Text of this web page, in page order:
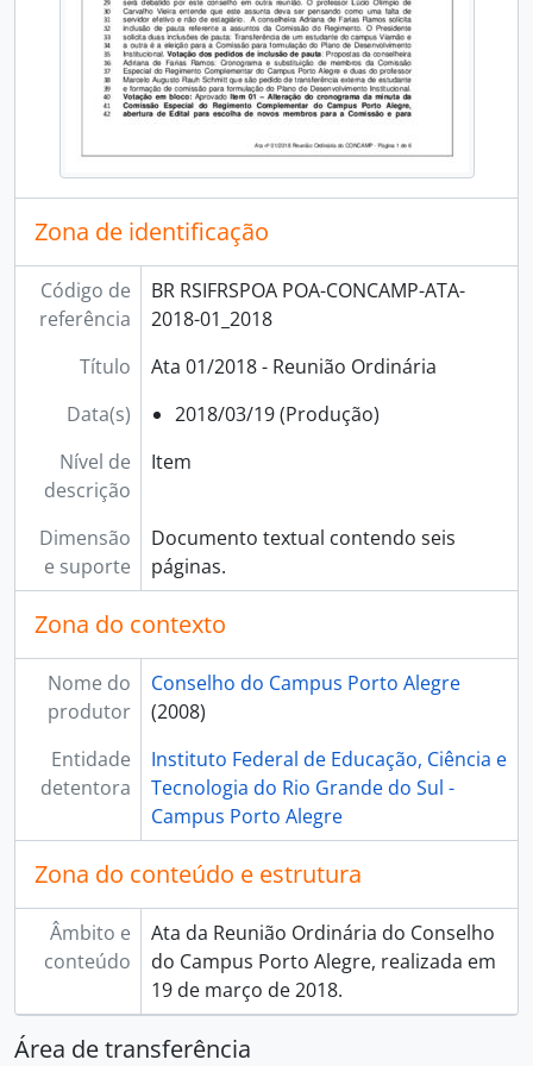
[Grupo] Direção Geral
[Grupo] Diretoria de Extensão
[Grupo] Diretoria de Gestão de Pessoas
[Grupo] Diretoria de Pesquisa, Pós-Graduação e Inovação
[Grupo] Núcleo de Memória
Zona de identificação
Código de
referência
BR RSIFRSPOA POA-CONCAMP-ATA-
2018-01_2018
Título
Ata 01/2018 - Reunião Ordinária
Data(s)
2018/03/19 (Produção)
Nível de
descrição
Item
Dimensão
e suporte
Documento textual contendo seis
páginas.
Zona do contexto
Nome do
produtor
Conselho do Campus Porto Alegre
(2008)
Entidade
detentora
Instituto Federal de Educação, Ciência e
Tecnologia do Rio Grande do Sul -
Campus Porto Alegre
Zona do conteúdo e estrutura
Âmbito e
conteúdo
Ata da Reunião Ordinária do Conselho
do Campus Porto Alegre, realizada em
19 de março de 2018.
Área de transferência